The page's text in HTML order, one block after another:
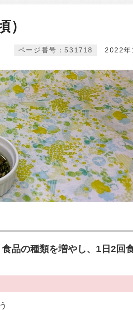
）
2022年
ページ番号：531718
品の種類を増やし、1日2回